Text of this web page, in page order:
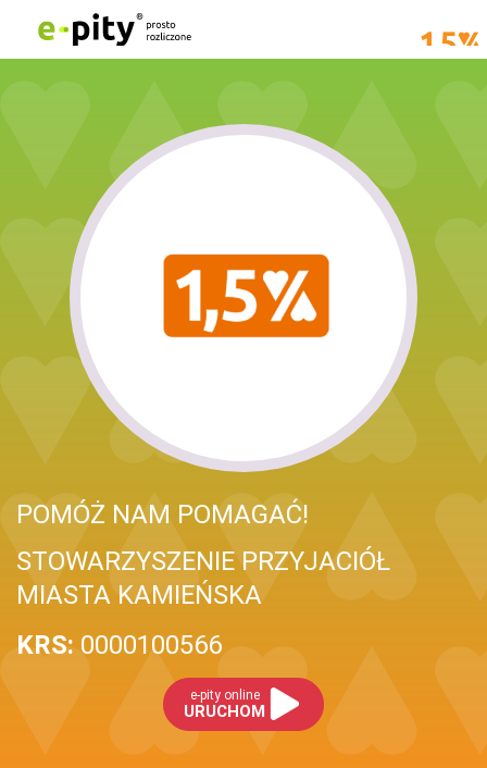
POMÓŻ NAM POMAGAĆ!
STOWARZYSZENIE PRZYJACIÓŁ
MIASTA KAMIEŃSKA
KRS: 0000100566
e-pity online
URUCHOM